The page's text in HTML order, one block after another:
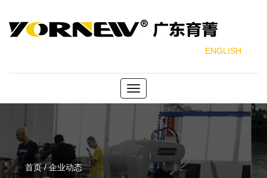
ENGLISH
Toggle
navigation
首页 / 企业动态